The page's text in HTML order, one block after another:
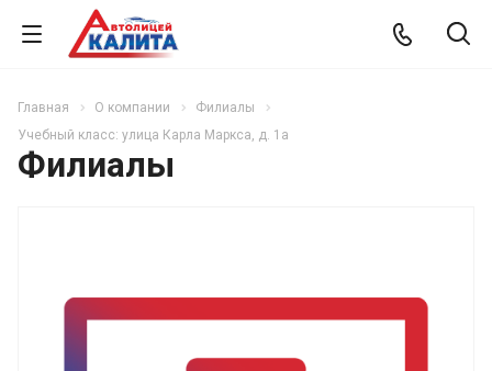
Главная О компании
Филиалы
Учебный класс: улица Карла Маркса, д. 1а
Филиалы